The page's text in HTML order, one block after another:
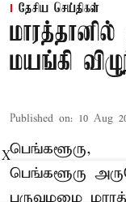
தேசிய செய்திகள்
மயங்கி
Published on: 10 Aug
பெங்களூரு,
பெங்களூரு
பருவமழை
X